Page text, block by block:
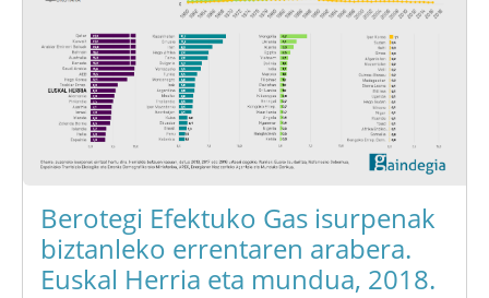
Berotegi Efektuko Gas isurpenak
biztanleko errentaren arabera.
Euskal Herria eta mundua, 2018.